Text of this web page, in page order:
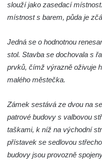
Zámek Hořín
Zámek Boreč
Zámek Mšené-lázně
Zámek Lenešice
Zámek Budenice
Zámek Štáf ve Zlonicích
Zámek Mnichovo Hradiště
Zámeček u Vysoké Lípy
Zámek Chomutov
Zámek nad Vysokou Lípou
slouží jako zasedací
místnost s barem, půda je
Jedná se o hodnotnou
stol. Stavba se dochovala s
prvků, čímž výrazně oživuje
malého městečka.
Zámek sestává ze dvou na
patrové budovy s valbovou
taškami, k níž na východní
přístavek se sedlovou
budovy jsou provozně